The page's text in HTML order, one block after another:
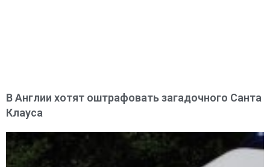
В Англии хотят оштрафовать загадочного Санта
Клауса